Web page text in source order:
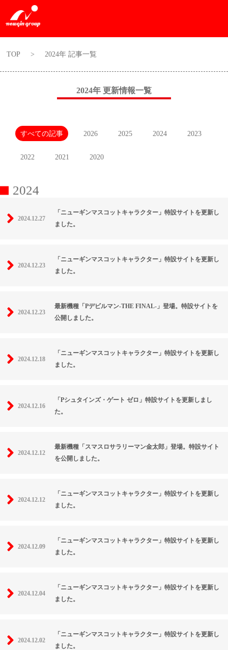
TOP > 2024年 記事一覧
2024年 更新情報一覧
すべての記事 2026 2025 2024 2023
2022 2021 2020
2024
2024.12.27
「ニューギンマスコットキャラクター」特設サイトを更新し
ました。
2024.12.23
「ニューギンマスコットキャラクター」特設サイトを更新し
ました。
2024.12.23
最新機種「Pデビルマン-THE FINAL-」登場。特設サイトを
公開しました。
2024.12.18
「ニューギンマスコットキャラクター」特設サイトを更新し
ました。
2024.12.16
「Pシュタインズ・ゲート ゼロ」特設サイトを更新しまし
た。
2024.12.12
最新機種「スマスロサラリーマン金太郎」登場。特設サイト
を公開しました。
2024.12.12
「ニューギンマスコットキャラクター」特設サイトを更新し
ました。
2024.12.09
「ニューギンマスコットキャラクター」特設サイトを更新し
ました。
2024.12.04
「ニューギンマスコットキャラクター」特設サイトを更新し
ました。
2024.12.02
「ニューギンマスコットキャラクター」特設サイトを更新し
ました。